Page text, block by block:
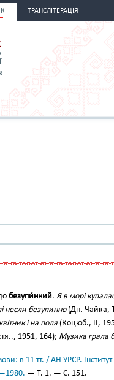
ТРАНСЛІТЕРАЦІЯ
безупи́нний. Я в морі
несли безупинно(Дн. Чайка,
і на поля (Коцюб., II,
1951, 164); Музика грала
в 11 тт. / АН УРСР.
— Т. 1. — С. 151.